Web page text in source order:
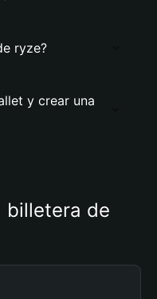
ryze?
y crear una
billetera de